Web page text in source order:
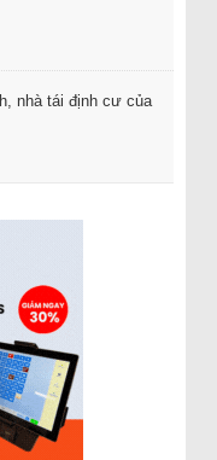
nhà tái định cư của